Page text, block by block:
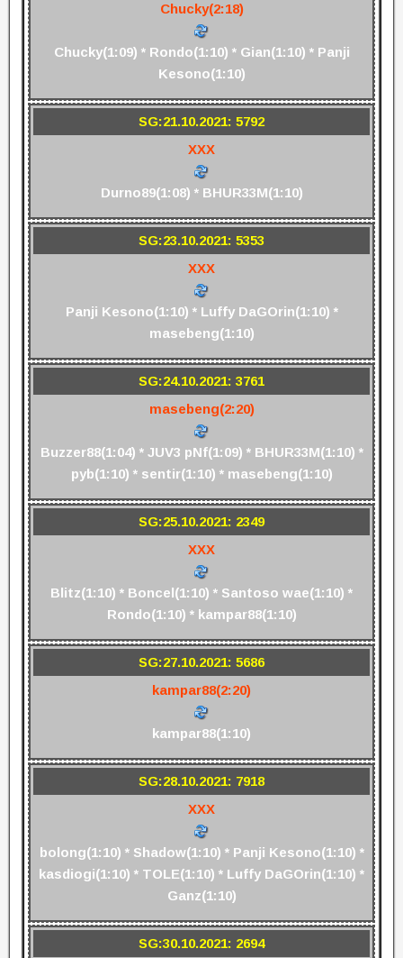
Chucky(2:18)
Chucky(1:09) * Rondo(1:10) * Gian(1:10) * Panji
Kesono(1:10)
SG:21.10.2021: 5792
XXX
Durno89(1:08) * BHUR33M(1:10)
SG:23.10.2021: 5353
XXX
Panji Kesono(1:10) * Luffy DaGOrin(1:10) *
masebeng(1:10)
SG:24.10.2021: 3761
masebeng(2:20)
Buzzer88(1:04) * JUV3 pNf(1:09) * BHUR33M(1:10) *
pyb(1:10) * sentir(1:10) * masebeng(1:10)
SG:25.10.2021: 2349
XXX
Blitz(1:10) * Boncel(1:10) * Santoso wae(1:10) *
Rondo(1:10) * kampar88(1:10)
SG:27.10.2021: 5686
kampar88(2:20)
kampar88(1:10)
SG:28.10.2021: 7918
XXX
bolong(1:10) * Shadow(1:10) * Panji Kesono(1:10) *
kasdiogi(1:10) * TOLE(1:10) * Luffy DaGOrin(1:10) *
Ganz(1:10)
SG:30.10.2021: 2694